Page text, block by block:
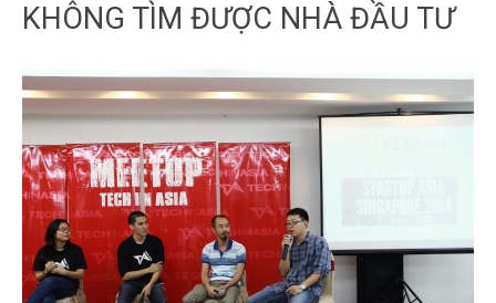
KHÔNG TÌM ĐƯỢC NHÀ ĐẦU TƯ